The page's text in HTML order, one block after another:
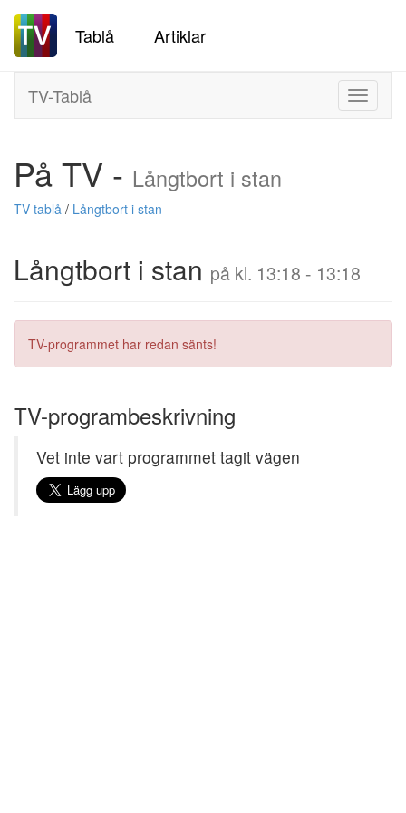
Tablå Artiklar
Toggle
TV-Tablå
På TV - Långtbort i stan
TV-tablå / Långtbort i stan
Långtbort i stan på kl. 13:18 - 13:18
TV-programmet har redan sänts!
TV-programbeskrivning
Vet inte vart programmet tagit vägen